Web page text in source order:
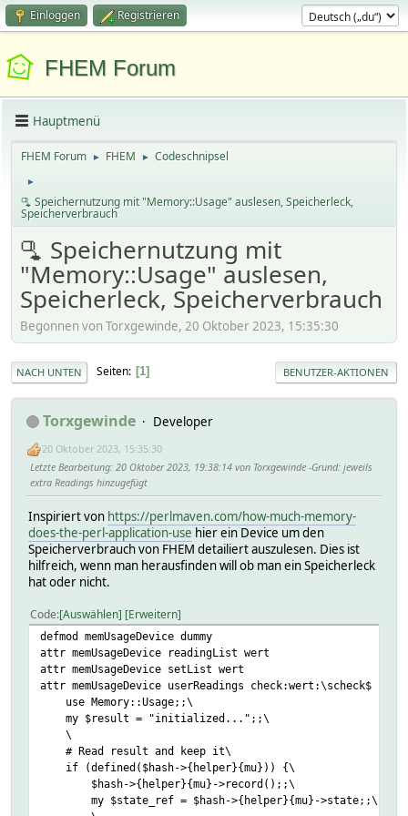
Einloggen Registrieren
FHEM Forum
Hauptmenü
FHEM Forum ► FHEM ► Codeschnipsel
►
🫗 Speichernutzung mit "Memory::Usage" auslesen, Speicherleck,
Speicherverbrauch
🫗 Speichernutzung mit
"Memory::Usage" auslesen,
Speicherleck, Speicherverbrauch
Begonnen von Torxgewinde, 20 Oktober 2023, 15:35:30
NACH UNTEN Seiten 1 BENUTZER-AKTIONEN
Torxgewinde Developer
20 Oktober 2023, 15:35:30
Letzte Bearbeitung: 20 Oktober 2023, 19:38:14 von Torxgewinde Grund: jeweils
extra Readings hinzugefügt
Inspiriert von https://perlmaven.com/how-much-memory-
does-the-perl-application-use hier ein Device um den
Speicherverbrauch von FHEM detailiert auszulesen. Dies ist
hilfreich, wenn man herausfinden will ob man ein Speicherleck
hat oder nicht.
Code Auswählen Erweitern
defmod memUsageDevice dummy
attr memUsageDevice readingList wert
attr memUsageDevice setList wert
attr memUsageDevice userReadings check:wert:\scheck$ {\
use Memory::Usage;;\
my $result = "initialized...";;\
\
# Read result and keep it\
if (defined($hash->{helper}{mu})) {\
$hash->{helper}{mu}->record();;\
my $state_ref = $hash->{helper}{mu}->state;;\